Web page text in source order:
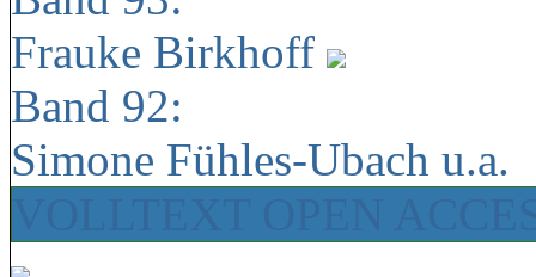
Frauke Birkhoff
Band 92:
Simone Fühles-Ubach u.a.